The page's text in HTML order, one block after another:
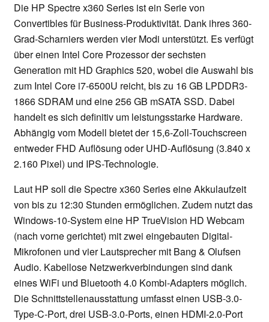
Die HP Spectre x360 Series ist ein Serie von
Convertibles für Business-Produktivität. Dank ihres 360-
Grad-Scharniers werden vier Modi unterstützt. Es verfügt
über einen Intel Core Prozessor der sechsten
Generation mit HD Graphics 520, wobei die Auswahl bis
zum Intel Core i7-6500U reicht, bis zu 16 GB LPDDR3-
1866 SDRAM und eine 256 GB mSATA SSD. Dabei
handelt es sich definitiv um leistungsstarke Hardware.
Abhängig vom Modell bietet der 15,6-Zoll-Touchscreen
entweder FHD Auflösung oder UHD-Auflösung (3.840 x
2.160 Pixel) und IPS-Technologie.
Laut HP soll die Spectre x360 Series eine Akkulaufzeit
von bis zu 12:30 Stunden ermöglichen. Zudem nutzt das
Windows-10-System eine HP TrueVision HD Webcam
(nach vorne gerichtet) mit zwei eingebauten Digital-
Mikrofonen und vier Lautsprecher mit Bang & Olufsen
Audio. Kabellose Netzwerkverbindungen sind dank
eines WiFi und Bluetooth 4.0 Kombi-Adapters möglich.
Die Schnittstellenausstattung umfasst einen USB-3.0-
Type-C-Port, drei USB-3.0-Ports, einen HDMI-2.0-Port